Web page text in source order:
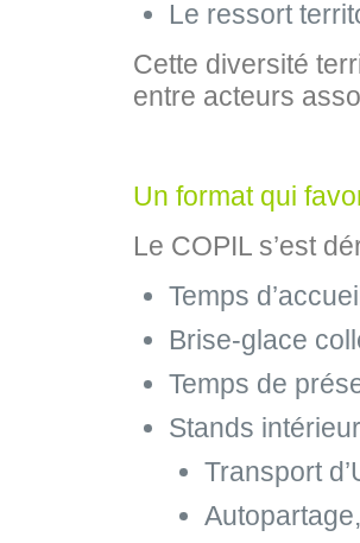
Le ressort
Cette diversité
entre acteurs
Un format qui
Le COPIL s’est
Temps
Brise‑glace
Temps de
Stands
Transport
Autopartage,